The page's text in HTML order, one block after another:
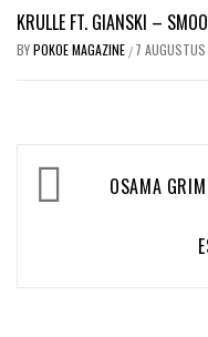
KRULLE FT. GIANSKI –
BYPOKOE MAGAZINE / 7
Bericht
navigatieOSAMA